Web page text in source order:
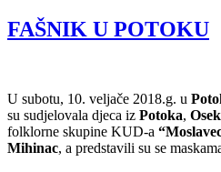
FAŠNIK U POTOKU
U subotu, 10. veljače 2018.g. u
su sudjelovala djeca iz Potoka,
folklorne skupine KUD-a
Mihinac, a predstavili su se